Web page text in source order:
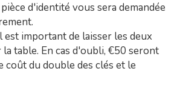
d'identité vous sera demandée
important de laisser les deux
la table. En cas d'oubli, €50 seront
coût du double des clés et le